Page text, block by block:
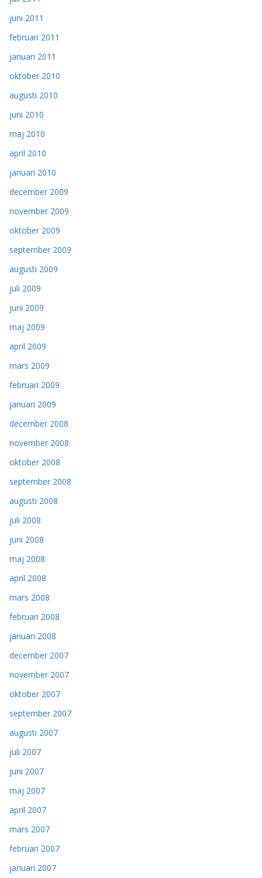
juni 2011
februari 2011
januari 2011
oktober 2010
augusti 2010
juni 2010
maj 2010
april 2010
januari 2010
december 2009
november 2009
oktober 2009
september 2009
augusti 2009
juli 2009
juni 2009
maj 2009
april 2009
mars 2009
februari 2009
januari 2009
december 2008
november 2008
oktober 2008
september 2008
augusti 2008
juli 2008
juni 2008
maj 2008
april 2008
mars 2008
februari 2008
januari 2008
december 2007
november 2007
oktober 2007
september 2007
augusti 2007
juli 2007
juni 2007
maj 2007
april 2007
mars 2007
februari 2007
januari 2007